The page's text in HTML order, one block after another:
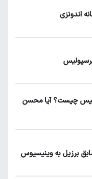
اندونزی
چیست؟ آیا محسن
برزیل به وینیسیوس